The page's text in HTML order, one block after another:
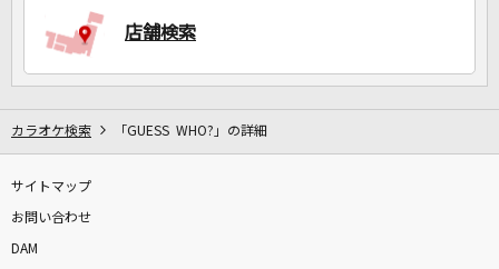
店舗検索
カラオケ検索 「GUESS WHO?」の詳細
サイトマップ
お問い合わせ
DAM